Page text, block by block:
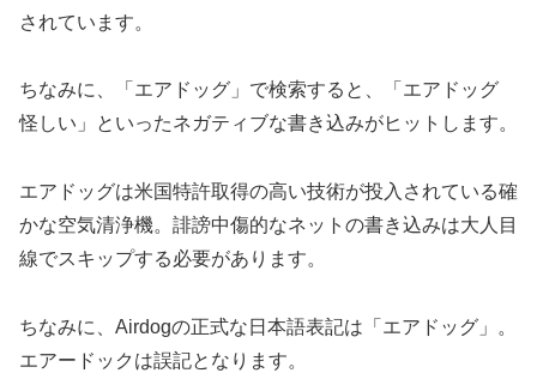
されています。
ちなみに、「エアドッグ」で検索すると、「エアドッグ
怪しい」といったネガティブな書き込みがヒットします。
エアドッグは米国特許取得の高い技術が投入されている確
かな空気清浄機。誹謗中傷的なネットの書き込みは大人目
線でスキップする必要があります。
ちなみに、Airdogの正式な日本語表記は「エアドッグ」。
エアードックは誤記となります。